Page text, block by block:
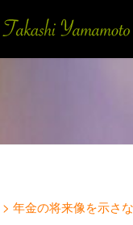
> 年金の将来像を示さ